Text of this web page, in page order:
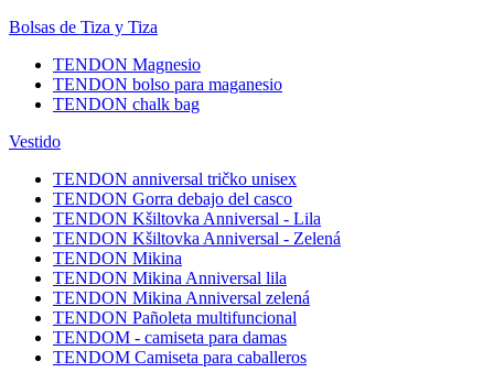
Bolsas de Tiza y Tiza
TENDON Magnesio
TENDON bolso para maganesio
TENDON chalk bag
Vestido
TENDON anniversal tričko unisex
TENDON Gorra debajo del casco
TENDON Kšiltovka Anniversal - Lila
TENDON Kšiltovka Anniversal - Zelená
TENDON Mikina
TENDON Mikina Anniversal lila
TENDON Mikina Anniversal zelená
TENDON Pañoleta multifuncional
TENDOM - camiseta para damas
TENDOM Camiseta para caballeros